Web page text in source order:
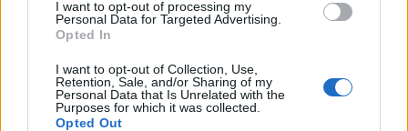
I want to opt-out of processing my
Personal Data for Targeted Advertising.
Opted In
I want to opt-out of Collection, Use,
Retention, Sale, and/or Sharing of my
Personal Data that Is Unrelated with the
Purposes for which it was collected.
Opted Out
Σχολίασε εδώ
50 /50